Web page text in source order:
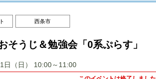
西条市
そうじ＆勉強会「0系ぷらす」
（日） 10:00～11:00